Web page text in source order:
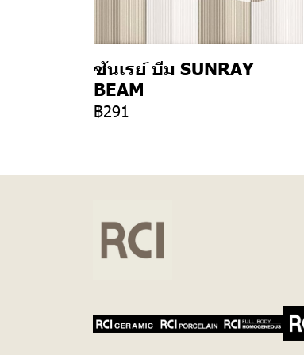
ซันเรย์ บีม SUNRAY
BEAM
฿291